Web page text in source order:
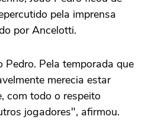
pela imprensa
por Ancelotti.
Pedro. Pela temporada que
merecia estar
com todo o respeito
jogadores", afirmou.